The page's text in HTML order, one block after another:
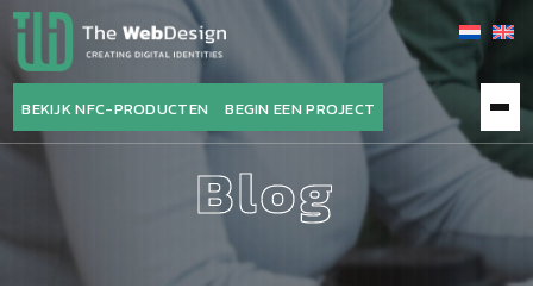
The
WebDesign
BEKIJK NFC-PRODUCTEN BEGIN EEN PROJECT
Blog